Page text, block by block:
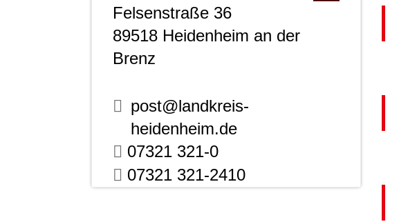
Felsenstraße 36
89518 Heidenheim an der
Brenz
post@landkreis-
heidenheim.de
07321 321-0
07321 321-2410